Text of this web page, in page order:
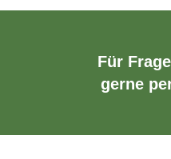
Für
gerne